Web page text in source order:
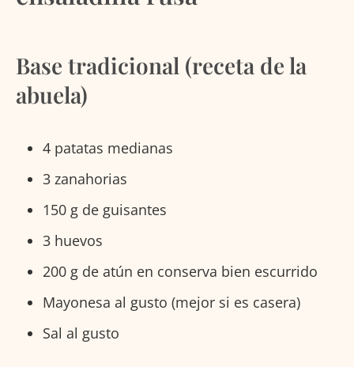
Base tradicional (receta de la
abuela)
4 patatas medianas
3 zanahorias
150 g de guisantes
3 huevos
200 g de atún en conserva bien escurrido
Mayonesa al gusto (mejor si es casera)
Sal al gusto